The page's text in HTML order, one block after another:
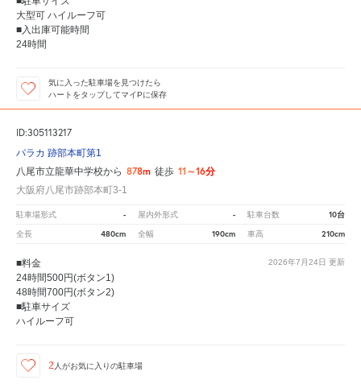
大型可 ハイルーフ可
■入出庫可能時間
24時間
気に入った駐車場を見つけたら
ハートをタップしてマイPに保存
ID:305113217
パラカ 跡部本町第1
八尾市立龍華中学校から 878m 徒歩 11～16分
大阪府八尾市跡部本町3-1
駐車場形式 - 屋内外形式 - 駐車台数 10台
全長 480cm 全幅 190cm 車高 210cm
2026年7月24日 更新
■料金
24時間500円(ボタン1)
48時間700円(ボタン2)
■駐車サイズ
ハイルーフ可
2 人がお気に入りの駐車場